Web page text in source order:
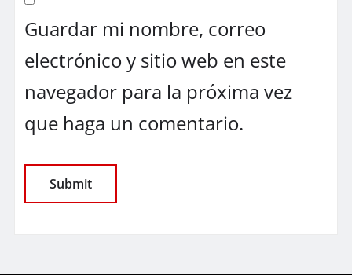
Guardar mi nombre, correo
electrónico y sitio web en este
navegador para la próxima vez
que haga un comentario.